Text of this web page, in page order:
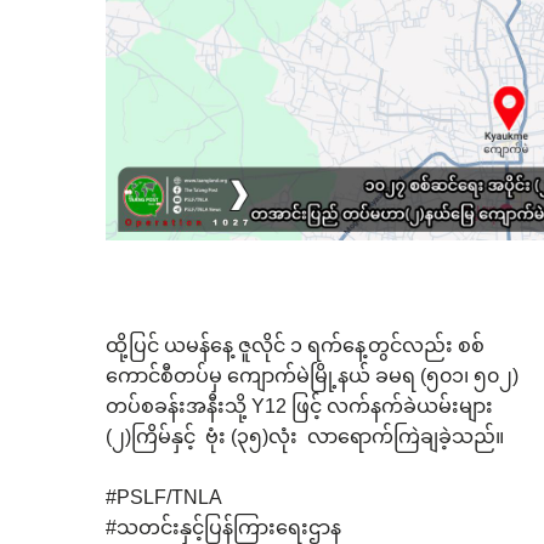
ထို့ပြင် ယမန်နေ့ ဇူလိုင် ၁ ရက်နေ့တွင်လည်း စစ်
ကောင်စီတပ်မှ ကျောက်မဲမြို့နယ် ခမရ (၅၀၁၊ ၅၀၂)
တပ်စခန်းအနီးသို့ Y12 ဖြင့် လက်နက်ခဲယမ်းများ
(၂)ကြိမ်နှင့် ဗုံး (၃၅)လုံး လာရောက်ကြဲချခဲ့သည်။
#PSLF/TNLA
#သတင်းနှင့်ပြန်ကြားရေးဌာန